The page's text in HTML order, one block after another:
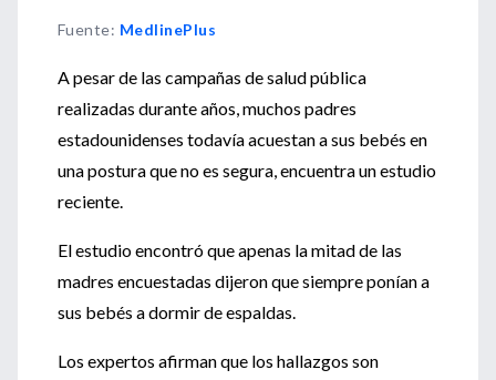
Fuente: MedlinePlus
A pesar de las campañas de salud pública
realizadas durante años, muchos padres
estadounidenses todavía acuestan a sus bebés en
una postura que no es segura, encuentra un estudio
reciente.
El estudio encontró que apenas la mitad de las
madres encuestadas dijeron que siempre ponían a
sus bebés a dormir de espaldas.
Los expertos afirman que los hallazgos son